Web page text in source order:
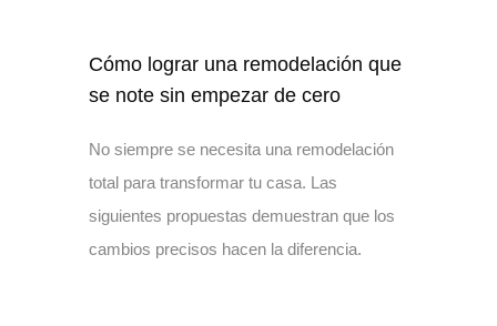
Cómo lograr una remodelación que
se note sin empezar de cero
No siempre se necesita una remodelación
total para transformar tu casa. Las
siguientes propuestas demuestran que los
cambios precisos hacen la diferencia.